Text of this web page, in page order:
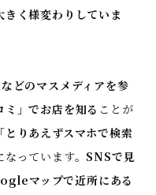
く様変わりしていま
どのマスメディアを参
」でお店を知る ことが
とりあえずスマホで検索
なっています。 SNSで見
マップで近所にある